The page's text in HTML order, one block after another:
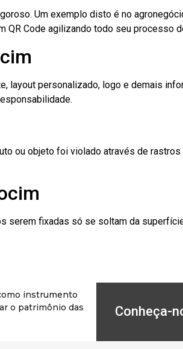
Um exemplo disto é no
QR Code agilizando todo seu processo
personalizado, logo e demais
ou objeto foi violado através de
serem fixadas só se soltam da
instrumento
o patrimônio das
Conheça-